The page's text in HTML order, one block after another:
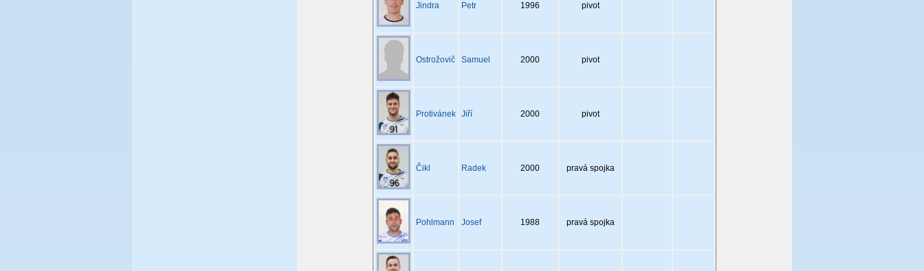
Jindra Petr 1996 pivot
Ostrožovič Samuel 2000 pivot
Protivánek Jiří 2000 pivot
Čikl Radek 2000 pravá spojka
Pohlmann Josef 1988 pravá spojka